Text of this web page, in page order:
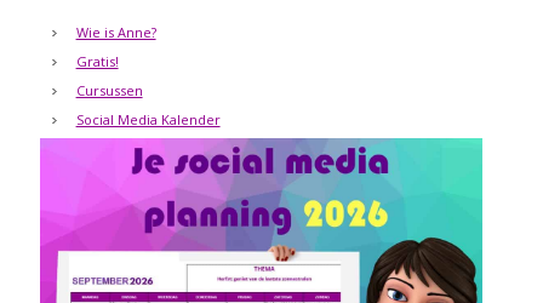
Wie is Anne?
Gratis!
Cursussen
Social Media Kalender